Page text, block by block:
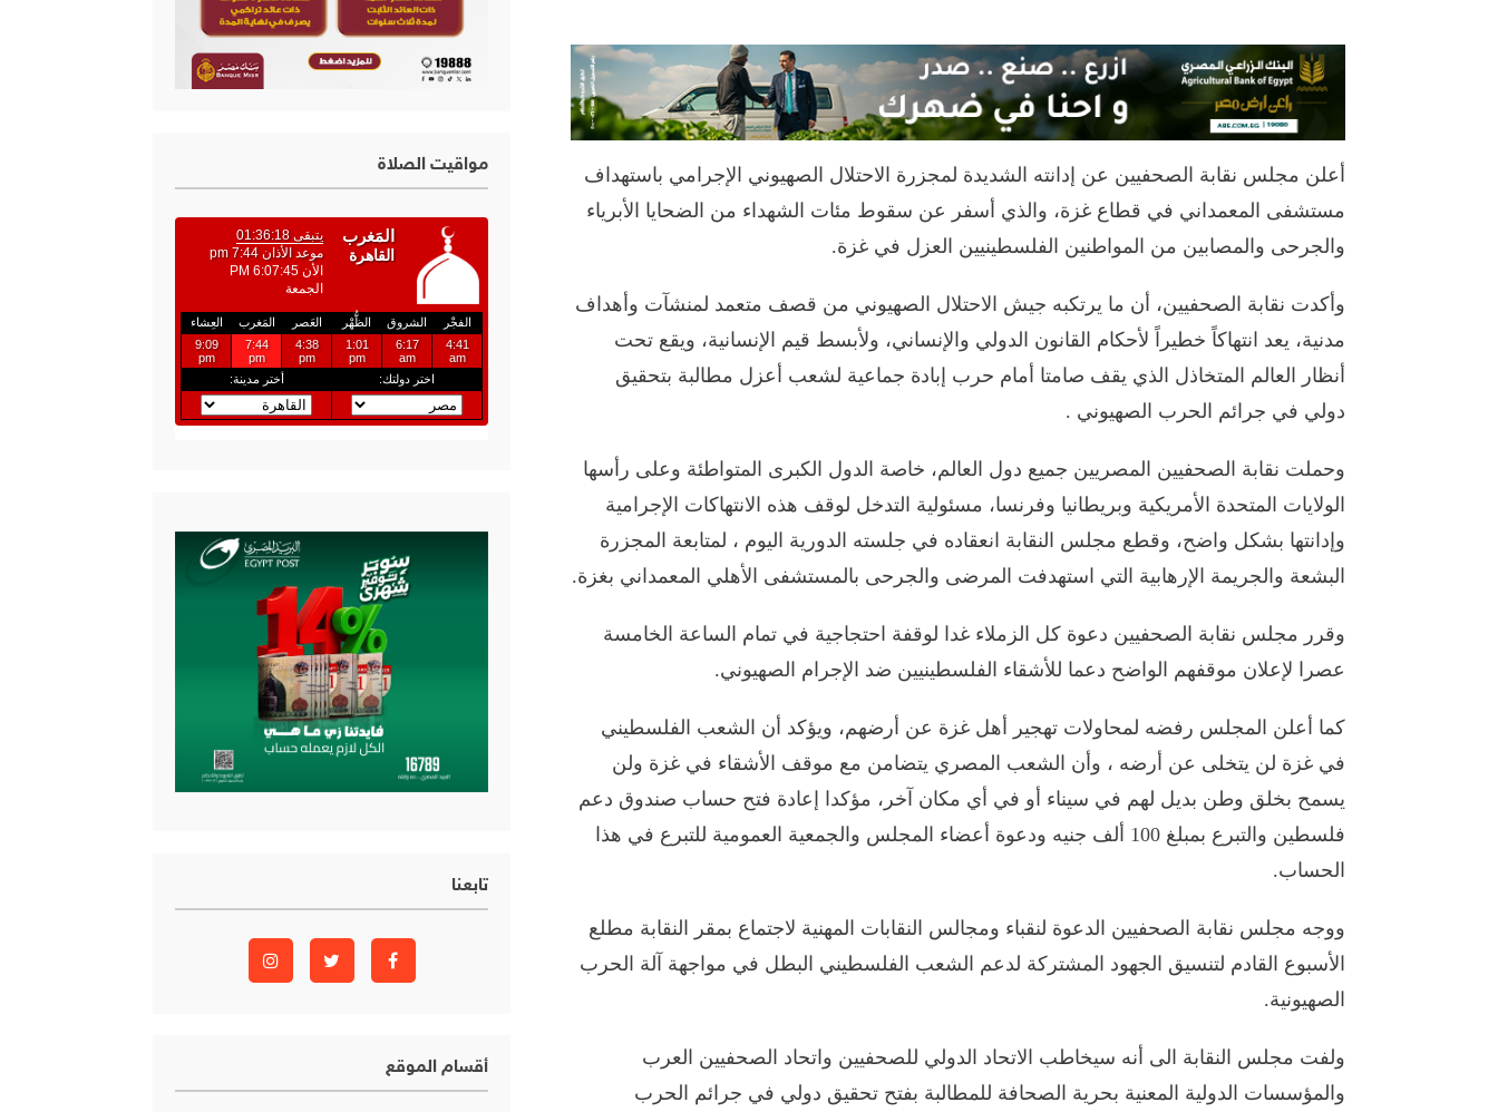
أعلن مجلس نقابة الصحفيين عن إدانته الشديدة لمجزرة الاحتلال الصهيوني الإجرامي باستهداف
مستشفى المعمداني في قطاع غزة، والذي أسفر عن سقوط مئات الشهداء من الضحايا الأبرياء
والجرحى والمصابين من المواطنين الفلسطينيين العزل في غزة.
وأكدت نقابة الصحفيين، أن ما يرتكبه جيش الاحتلال الصهيوني من قصف متعمد لمنشآت وأهداف
مدنية، يعد انتهاكاً خطيراً لأحكام القانون الدولي والإنساني، ولأبسط قيم الإنسانية، ويقع تحت
أنظار العالم المتخاذل الذي يقف صامتا أمام حرب إبادة جماعية لشعب أعزل مطالبة بتحقيق
دولي في جرائم الحرب الصهيوني .
وحملت نقابة الصحفيين المصريين جميع دول العالم، خاصة الدول الكبرى المتواطئة وعلى رأسها
الولايات المتحدة الأمريكية وبريطانيا وفرنسا، مسئولية التدخل لوقف هذه الانتهاكات الإجرامية
وإدانتها بشكل واضح، وقطع مجلس النقابة انعقاده في جلسته الدورية اليوم ، لمتابعة المجزرة
البشعة والجريمة الإرهابية التي استهدفت المرضى والجرحى بالمستشفى الأهلي المعمداني بغزة.
وقرر مجلس نقابة الصحفيين دعوة كل الزملاء غدا لوقفة احتجاجية في تمام الساعة الخامسة
عصرا لإعلان موقفهم الواضح دعما للأشقاء الفلسطينيين ضد الإجرام الصهيوني.
كما أعلن المجلس رفضه لمحاولات تهجير أهل غزة عن أرضهم، ويؤكد أن الشعب الفلسطيني
في غزة لن يتخلى عن أرضه ، وأن الشعب المصري يتضامن مع موقف الأشقاء في غزة ولن
يسمح بخلق وطن بديل لهم في سيناء أو في أي مكان آخر، مؤكدا إعادة فتح حساب صندوق دعم
فلسطين والتبرع بمبلغ 100 ألف جنيه ودعوة أعضاء المجلس والجمعية العمومية للتبرع في هذا
الحساب.
ووجه مجلس نقابة الصحفيين الدعوة لنقباء ومجالس النقابات المهنية لاجتماع بمقر النقابة مطلع
الأسبوع القادم لتنسيق الجهود المشتركة لدعم الشعب الفلسطيني البطل في مواجهة آلة الحرب
الصهيونية.
ولفت مجلس النقابة الى أنه سيخاطب الاتحاد الدولي للصحفيين واتحاد الصحفيين العرب
والمؤسسات الدولية المعنية بحرية الصحافة للمطالبة بفتح تحقيق دولي في جرائم الحرب
مواقيت الصلاة
تابعنا
أقسام الموقع